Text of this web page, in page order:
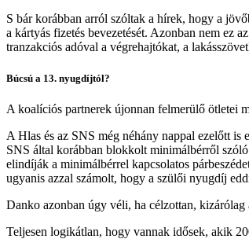
S bár korábban arról szóltak a hírek, hogy a
a kártyás fizetés bevezetését. Azonban nem ez
tranzakciós adóval a végrehajtókat, a
Búcsú a 13. nyugdíjtól?
A koalíciós partnerek újonnan felmerülő ötletei
A Hlas és az SNS még néhány nappal ezelőtt
SNS által korábban blokkolt minimálbérről
elindíják a minimálbérrel kapcsolatos
ugyanis azzal számolt, hogy a szülői nyugdíj
Danko azonban úgy véli, ha célzottan,
Teljesen logikátlan, hogy vannak idősek, akik